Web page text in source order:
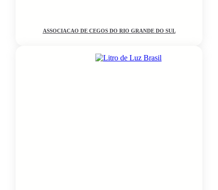
ASSOCIACAO DE CEGOS DO RIO GRANDE DO SUL